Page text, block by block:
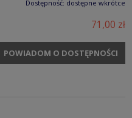
Dostępność: dostępne wkrótce
71,00 zł
POWIADOM O DOSTĘPNOŚCI